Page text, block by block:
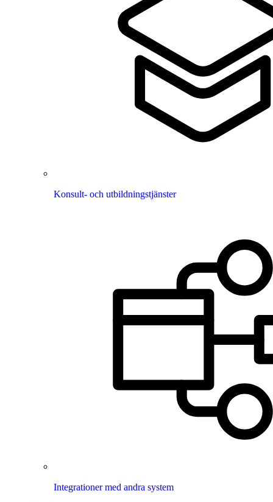
Konsult- och utbildningstjänster
Integrationer med andra system